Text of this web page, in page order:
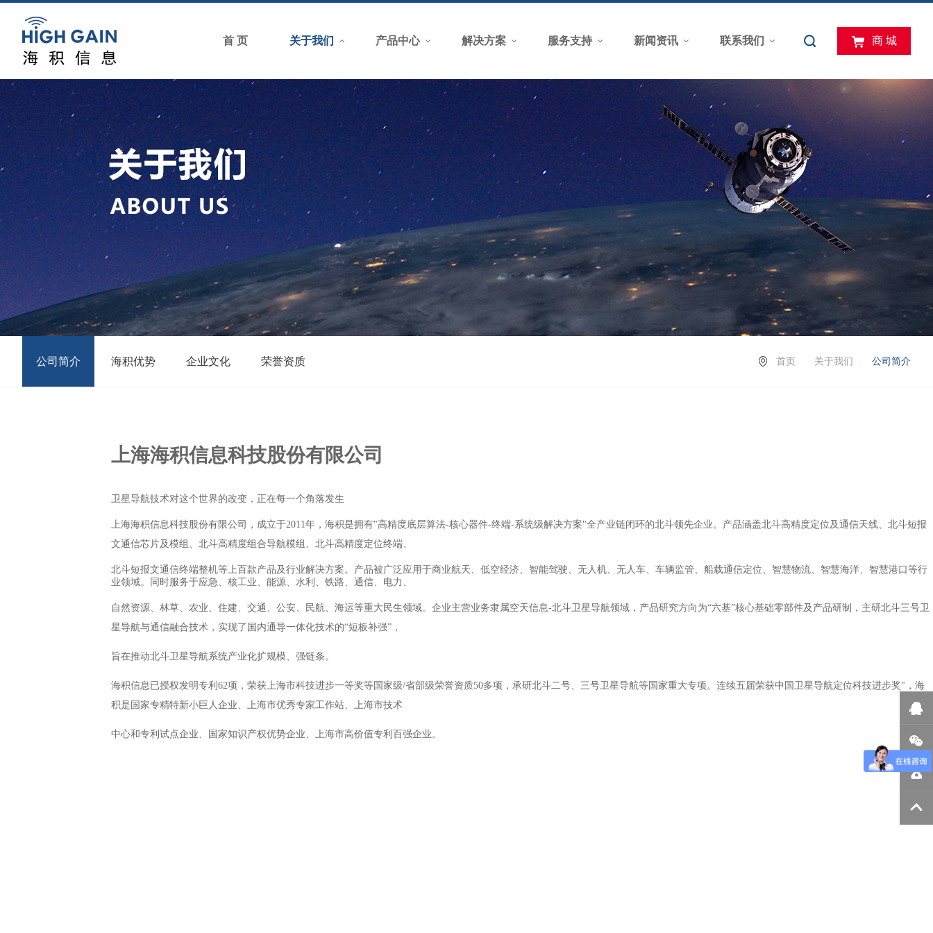
商 城
首 页 关于我们 产品中心 解决方案 服务支持 新闻资讯 联系我们
公司简介 海积优势 企业文化 荣誉资质 首页 关于我们 公司简介
上海海积信息科技股份有限公司
卫星导航技术对这个世界的改变，正在每一个角落发生
上海海积信息科技股份有限公司，成立于2011年，海积是拥有"高精度底层算法-核心器件-终端-系统级解决方案"全产业链闭环的北斗领先企业。 产品涵盖北斗高精度定位及通信天线、北斗短报
文通信芯片及模组、北斗高精度组合导航模组、北斗高精度定位终端、
北斗短报文通信终端整机等上百款产品及行业解决方案。产品被广泛应用于商业航天、低空经济、智能驾驶、无人机、无人车、车辆监管、船载通信定位、智慧物流、智慧海洋、智慧港口等行
业领域。同时服务于应急、核工业、能源、水利、铁路、通信、电力、
自然资源、林草、农业、住建、交通、公安、民航、海运等重大民生领域。企业主营业务隶属空天信息-北斗卫星导航领域，产品研究方向为“六基”核心基础零部件及产品研制，主研北斗三号卫
星导航与通信融合技术，实现了国内通导一体化技术的“短板补强”，
旨在推动北斗卫星导航系统产业化扩规模、强链条。
海积信息 已授权发明专利 62项， 荣获上海市科技进步一等奖等国家级/省部级荣誉资质50多项，承研北斗二号、三号卫星导航等国家重大专项 。连续五 届荣获中国卫星导航定位科技进步奖" ，海
积是国家专精特新小巨人企业、 上海市优秀专家工作站、上海市技术
中心和专利试点企业、国家知识产权优势企业、上海市高价值专利百强企业。